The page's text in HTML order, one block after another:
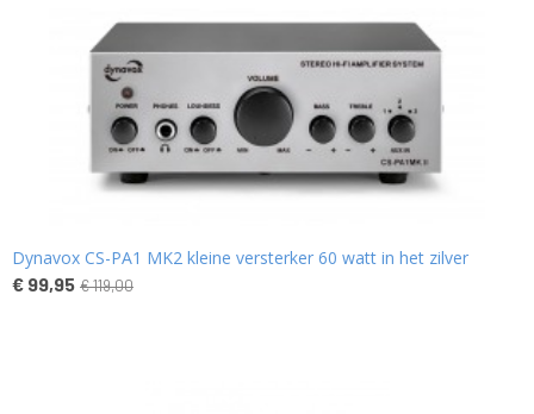
Dynavox CS-PA1 MK2 kleine versterker 60 watt in het zilver
€ 99,95 € 119,00